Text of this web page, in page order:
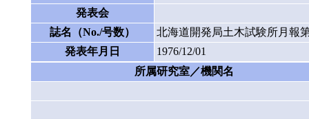
発表会
誌名（No./号数）
北海道開発局土木試験所月報
発表年月日
1976/12/01
所属研究室／機関名